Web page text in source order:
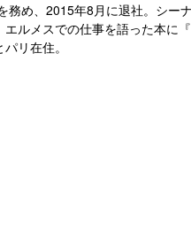
め、2015年8月に退社。シー
ルメスでの仕事を語った本に
リ在住。